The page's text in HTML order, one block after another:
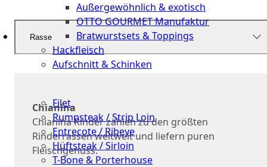
Außergewöhnlich & exotisch
OTTO GOURMET Manufaktur
Bratwurstsets & Toppings
Hackfleisch
Aufschnitt & Schinken
Filet
Rumpsteak / Strip Loin
Entrecote / Ribeye
Hüftsteak / Sirloin
T-Bone & Porterhouse
Rasse
Chianina
Chianina Rinder zählen zu den größten
Rinderrassen weltweit und liefern puren
Fleischgenuss.